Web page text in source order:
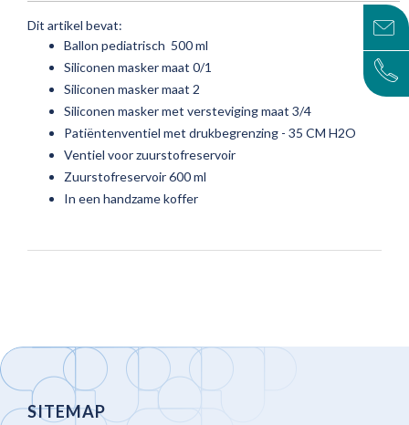
Dit artikel bevat:
Ballon pediatrisch 500 ml
Siliconen masker maat 0/1
Siliconen masker maat 2
Siliconen masker met versteviging maat 3/4
Patiëntenventiel met drukbegrenzing - 35 CM H2O
Ventiel voor zuurstofreservoir
Zuurstofreservoir 600 ml
In een handzame koffer
SITEMAP